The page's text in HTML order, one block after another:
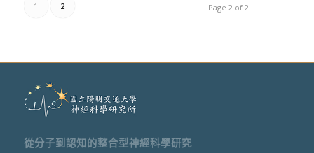
Page 2 of 2
1 2
從分子到認知的整合型神經科學研究